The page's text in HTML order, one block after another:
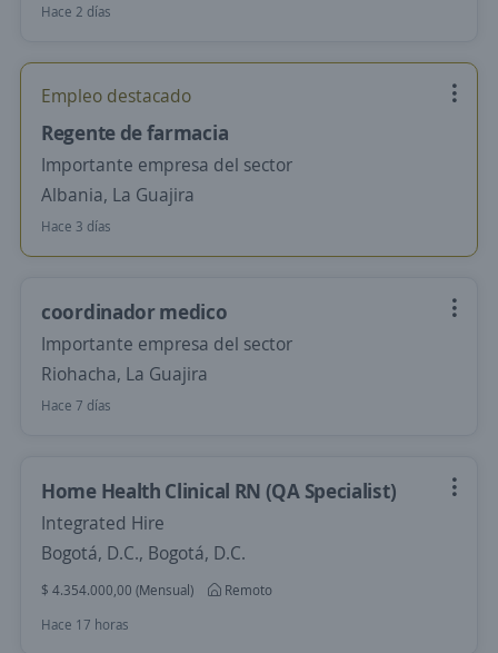
Hace 2 días
Empleo destacado
Regente de farmacia
Importante empresa del sector
Albania, La Guajira
Hace 3 días
coordinador medico
Importante empresa del sector
Riohacha, La Guajira
Hace 7 días
Home Health Clinical RN (QA Specialist)
Integrated Hire
Bogotá, D.C., Bogotá, D.C.
$ 4.354.000,00 (Mensual)
Remoto
Hace 17 horas